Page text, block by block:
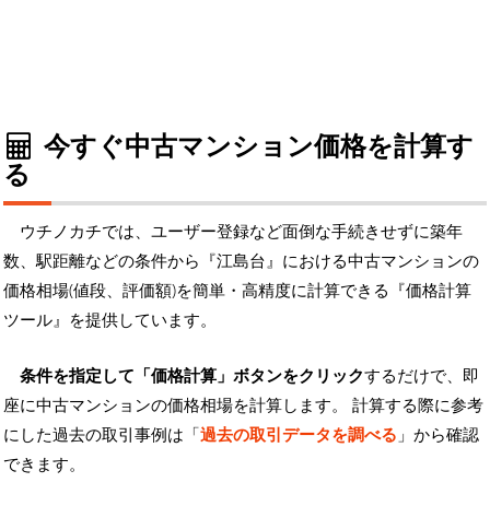
今すぐ中古マンション価格を計算す
る
ウチノカチでは、ユーザー登録など面倒な手続きせずに築年
数、駅距離などの条件から『江島台』における中古マンションの
価格相場(値段、評価額)を簡単・高精度に計算できる『価格計算
ツール』を提供しています。
条件を指定して「価格計算」ボタンをクリックするだけで、即
座に中古マンションの価格相場を計算します。 計算する際に参考
にした過去の取引事例は「過去の取引データを調べる 」から確認
できます。